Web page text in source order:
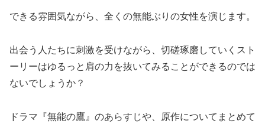
できる雰囲気ながら、全くの無能ぶりの女性を演じます。
出会う人たちに刺激を受けながら、切磋琢磨していくスト
ーリーはゆるっと肩の力を抜いてみることができるのでは
ないでしょうか？
ドラマ『無能の鷹』のあらすじや、原作についてまとめて